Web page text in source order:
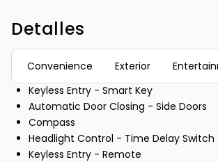
Detalles
Convenience Exterior
Keyless Entry - Smart Key
Automatic Door Closing - Side Doors
Compass
Headlight Control - Time Delay Switch
Keyless Entry - Remote